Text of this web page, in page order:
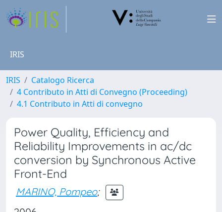
IRIS
IRIS
Catalogo Ricerca
4 Contributo in Atti di Convegno (Proceeding)
4.1 Contributo in Atti di convegno
Power Quality, Efficiency and
Reliability Improvements in ac/dc
conversion by Synchronous Active
Front-End
MARINO, Pompeo;